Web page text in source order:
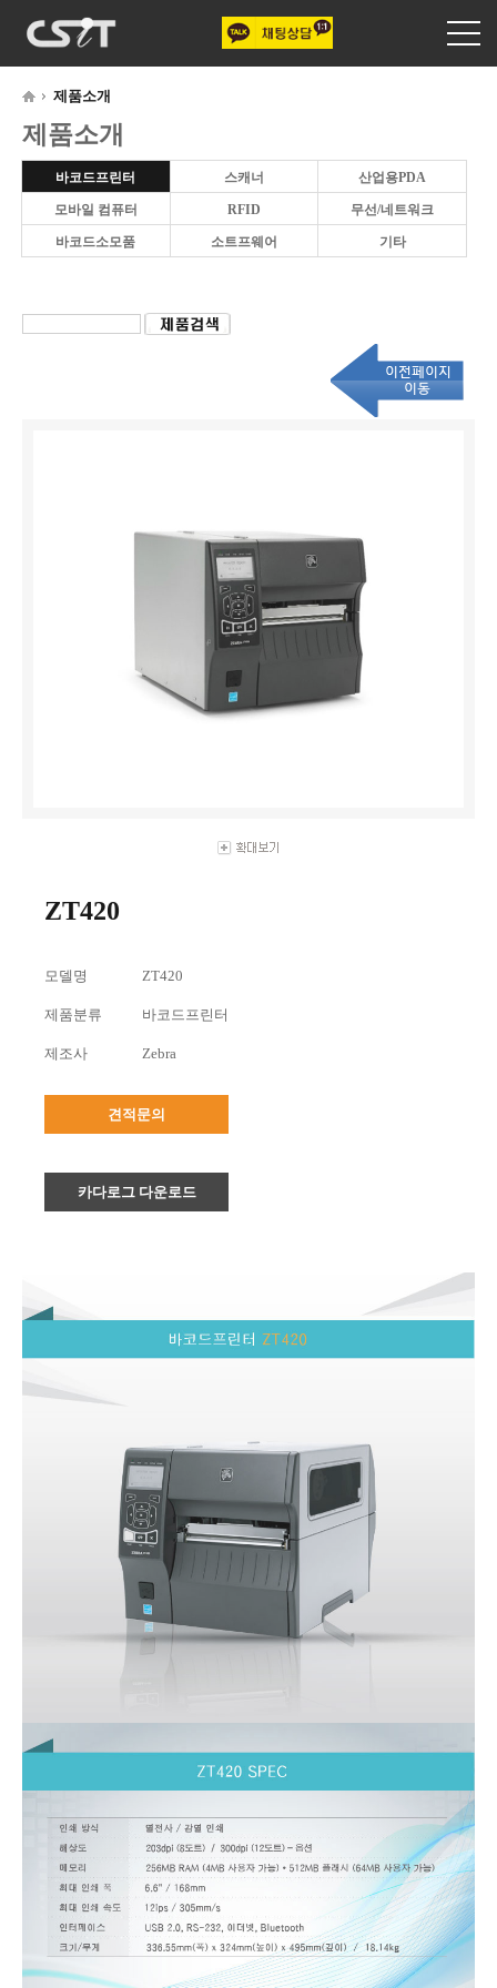
제품소개
제품소개
바코드프린터 스캐너 산업용PDA
모바일 컴퓨터 RFID 무선/네트워크
바코드소모품 소트프웨어 기타
ZT420
모델명 ZT420
제품분류 바코드프린터
제조사 Zebra
견적문의
카다로그 다운로드